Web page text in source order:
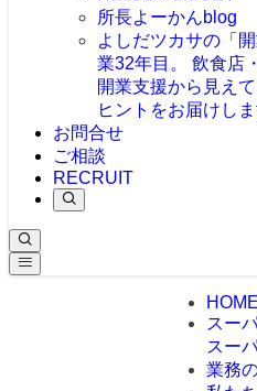
所長よーかんblog
よしだツカサの「開
業32年目。 飲食店
開業支援から見え
ヒントをお届けしま
お問合せ
ご相談
RECRUIT
HOME
スー
スー
業務